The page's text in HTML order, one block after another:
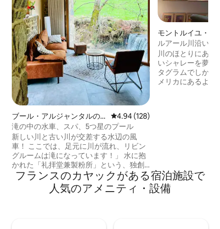
ブール・アルジャンタルの
コテージ
レビュー128件、5つ星中4.94つ
4.94 (128)
滝の中の水車、スパ、5つ星のプール
新しい川と古い川が交差する水辺の風
車！ ここでは、足元に川が流れ、リビン
グルームは滝になっています！」 水に抱
かれた「礼拝堂兼製粉所」という、独創
的で、珍しく、オリジナリティ溢れるユ
ニークな場所です... この魅力的な5つ星コ
テージでは、最高のオールインクルーシ
モントルイユ・シ
ルのシャレー
ルアール川沿いの
付き
川のほとりにあ
いシャレーを夢見
タグラムでしか見
メリカにあるよ
ください！
フランスのカヤックがある宿泊施設で
人気のアメニティ・設備